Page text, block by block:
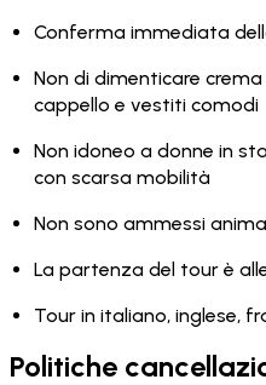
Conferma immediata
Non di dimenticare
cappello e vestiti comodi
Non idoneo a donne in
con scarsa mobilità
Non sono ammessi
La partenza del tour è
Tour in italiano, inglese,
Politiche